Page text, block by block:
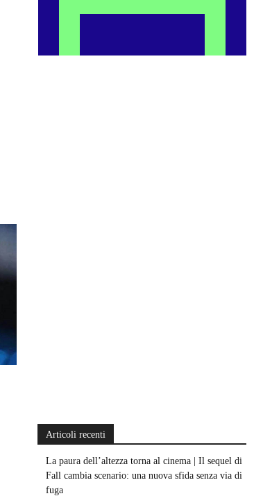
Articoli recenti
La paura dell’altezza torna al cinema | Il sequel di
Fall cambia scenario: una nuova sfida senza via di
fuga